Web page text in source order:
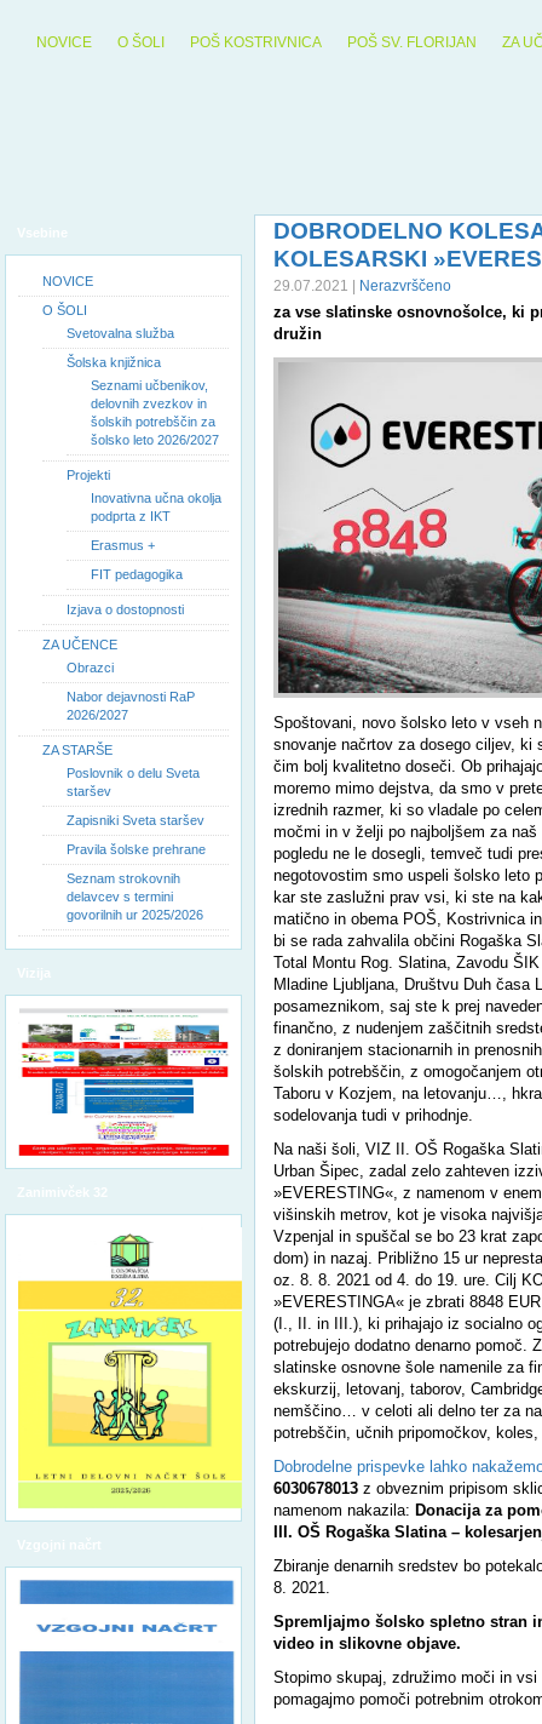
NOVICE O ŠOLI POŠ KOSTRIVNICA POŠ SV. FLORIJAN ZA
Vsebine
NOVICE
O ŠOLI
Svetovalna služba
Šolska knjižnica
Seznami učbenikov,
delovnih zvezkov in
šolskih potrebščin za
šolsko leto 2026/2027
Projekti
Inovativna učna okolja
podprta z IKT
Erasmus +
FIT pedagogika
Izjava o dostopnosti
ZA UČENCE
Obrazci
Nabor dejavnosti RaP
2026/2027
ZA STARŠE
Poslovnik o delu Sveta
staršev
Zapisniki Sveta staršev
Pravila šolske prehrane
Seznam strokovnih
delavcev s termini
govorilnih ur 2025/2026
Vizija
Zanimivček 32
Vzgojni načrt
DOBRODELNO
KOLESARSKI
29.07.2021 | Nerazvrščeno
za vse slatinske osnovnošolce, ki
družin
Spoštovani, novo šolsko leto v vseh
snovanje načrtov za dosego ciljev, ki
čim bolj kvalitetno doseči. Ob
moremo mimo dejstva, da smo v
izrednih razmer, ki so vladale po
močmi in v želji po najboljšem za
pogledu ne le dosegli, temveč tudi
negotovostim smo uspeli šolsko leto
kar ste zaslužni prav vsi, ki ste na
matično in obema POŠ, Kostrivnica
bi se rada zahvalila občini Rogaška
Total Montu Rog. Slatina, Zavodu
Mladine Ljubljana, Društvu Duh časa
posameznikom, saj ste k prej
finančno, z nudenjem zaščitnih
z doniranjem stacionarnih in
šolskih potrebščin, z omogočanjem
Taboru v Kozjem, na letovanju…,
sodelovanja tudi v prihodnje.
Na naši šoli, VIZ II. OŠ Rogaška
Urban Šipec, zadal zelo zahteven
»EVERESTING«, z namenom v
višinskih metrov, kot je visoka
Vzpenjal in spuščal se bo 23 krat
dom) in nazaj. Približno 15 ur
oz. 8. 8. 2021 od 4. do 19. ure. Cilj
»EVERESTINGA« je zbrati 8848
(I., II. in III.), ki prihajajo iz socialno
potrebujejo dodatno denarno pomoč.
slatinske osnovne šole namenile za
ekskurzij, letovanj, taborov,
nemščino… v celoti ali delno ter za
potrebščin, učnih pripomočkov,
Dobrodelne prispevke lahko
6030678013 z obveznim pripisom
namenom nakazila: Donacija za
III. OŠ Rogaška Slatina –
Zbiranje denarnih sredstev bo
8. 2021.
Spremljajmo šolsko spletno stran
video in slikovne objave.
Stopimo skupaj, združimo moči in
pomagajmo pomoči potrebnim